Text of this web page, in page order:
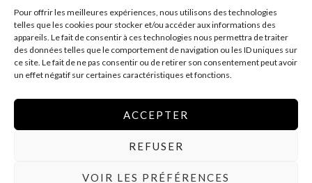
Pour offrir les meilleures expériences, nous utilisons des technologies
telles que les cookies pour stocker et/ou accéder aux informations des
appareils. Le fait de consentir à ces technologies nous permettra de traiter
des données telles que le comportement de navigation ou les ID uniques sur
ce site. Le fait de ne pas consentir ou de retirer son consentement peut avoir
un effet négatif sur certaines caractéristiques et fonctions.
ACCEPTER
REFUSER
VOIR LES PRÉFÉRENCES
Adresse
Siège social : Lomé, Quartier Agoè Téléssou, Tél : (+228) 92
31 33 33/ 98 43 64 64,